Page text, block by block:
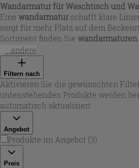
Wandarmatur für Waschtisch und
Eine wandarmaturschafft klare
sorgt für mehr Platz auf dem
Sortiment finden Sie wandarmaturen
Badkonzepte: als
wandarmaturen waschbecken
Einbauwaschbecken oder als Lösung
waschtisch mit wandarmatur. Je
passende Ausladungen und Formen
rund bis kantig – damit der
Becken trifft und Spritzwasser
Alltagstauglichkeit kombiniert.
...andere
Filtern nach
Aktivieren Sie die gewünschten
untenstehenden Produkte werden
automatisch aktualisiert.
Angebot
Produkte im Angebot (3)
Preis